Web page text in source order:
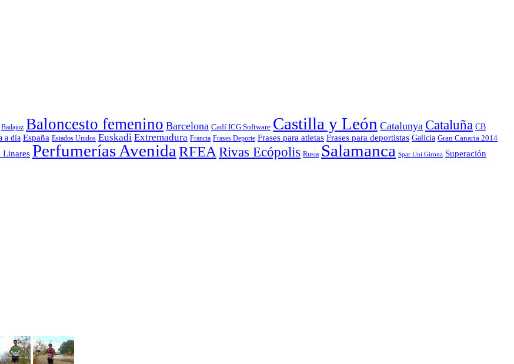
Badajoz Baloncesto femenino Barcelona Cadí ICG Software Castilla y León Catalunya Cataluña CB
a día España Estados Unidos Euskadi Extremadura Francia Frases Deporte Frases para atletas Frases para deportistas Galicia Gran Canaria 2014
Linares Perfumerías Avenida RFEA Rivas Ecópolis Rusia Salamanca Spar Uni Girona Superación